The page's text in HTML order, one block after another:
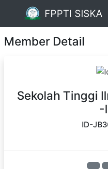
FPPTI SISKA
Member Detail
Sekolah Tinggi
-
ID-